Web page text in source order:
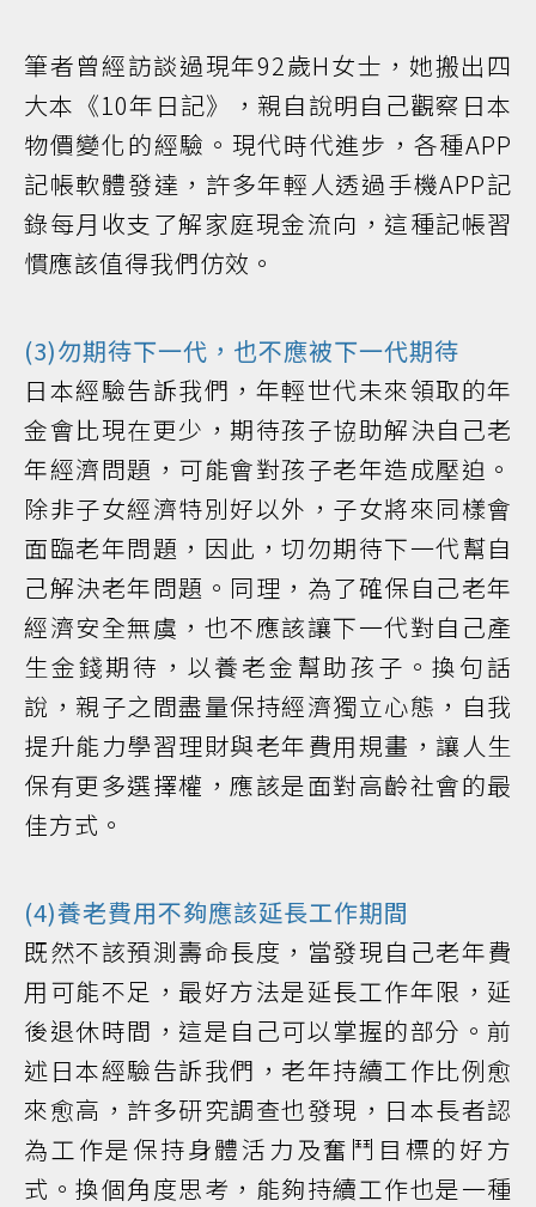
筆者曾經訪談過現年92歲H女士，她搬出四
大本《10年日記》，親自說明自己觀察日本
物價變化的經驗。現代時代進步，各種APP
記帳軟體發達，許多年輕人透過手機APP記
錄每月收支了解家庭現金流向，這種記帳習
慣應該值得我們仿效。
(3)勿期待下一代，也不應被下一代期待
日本經驗告訴我們，年輕世代未來領取的年
金會比現在更少，期待孩子協助解決自己老
年經濟問題，可能會對孩子老年造成壓迫。
除非子女經濟特別好以外，子女將來同樣會
面臨老年問題，因此，切勿期待下一代幫自
己解決老年問題。同理，為了確保自己老年
經濟安全無虞，也不應該讓下一代對自己產
生金錢期待，以養老金幫助孩子。換句話
說，親子之間盡量保持經濟獨立心態，自我
提升能力學習理財與老年費用規畫，讓人生
保有更多選擇權，應該是面對高齡社會的最
佳方式。
(4)養老費用不夠應該延長工作期間
既然不該預測壽命長度，當發現自己老年費
用可能不足，最好方法是延長工作年限，延
後退休時間，這是自己可以掌握的部分。前
述日本經驗告訴我們，老年持續工作比例愈
來愈高，許多研究調查也發現，日本長者認
為工作是保持身體活力及奮鬥目標的好方
式。換個角度思考，能夠持續工作也是一種